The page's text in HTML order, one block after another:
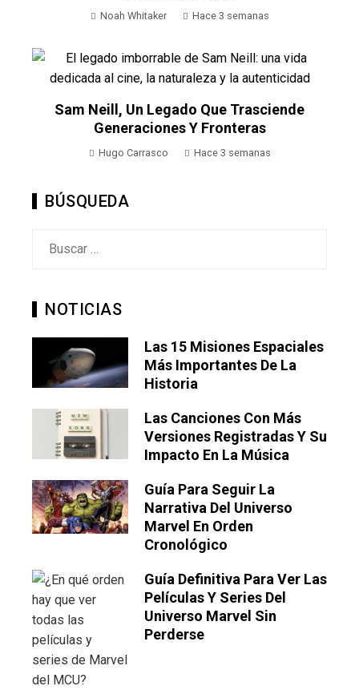
Noah Whitaker Hace 3 semanas
Sam Neill, Un Legado Que Trasciende
Generaciones Y Fronteras
Hugo Carrasco Hace 3 semanas
BÚSQUEDA
NOTICIAS
Las 15 Misiones Espaciales
Más Importantes De La
Historia
Las Canciones Con Más
Versiones Registradas Y Su
Impacto En La Música
Guía Para Seguir La
Narrativa Del Universo
Marvel En Orden
Cronológico
Guía Definitiva Para Ver Las
Películas Y Series Del
Universo Marvel Sin
Perderse